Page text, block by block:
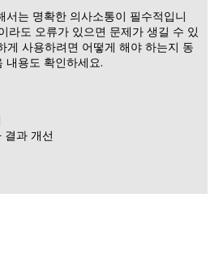
서는 명확한 의사소통이 필수적입니
라도 오류가 있으면 문제가 생길 수 있
게 사용하려면 어떻게 해야 하는지 동
내용도 확인하세요.
결과 개선